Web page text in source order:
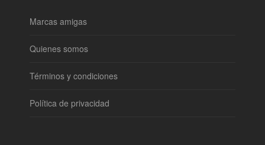
Marcas amigas
Quienes somos
Términos y condiciones
Política de privacidad